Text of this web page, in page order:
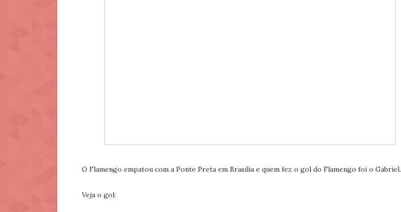
O Flamengo empatou com a Ponte Preta em Brasilia e quem fez o gol do Flamengo foi o Gabriel.
Veja o gol: